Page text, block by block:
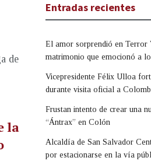
de
la
Entradas recientes
El amor sorprendió en Terror
matrimonio que emocionó a
Vicepresidente Félix Ulloa
durante visita oficial a
Frustan intento de crear una
“Ántrax” en Colón
Alcaldía de San Salvador
por estacionarse en la vía